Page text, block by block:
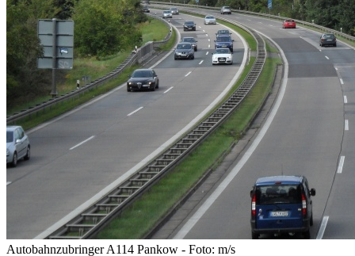
Autobahnzubringer A114 Pankow - Foto: m/s